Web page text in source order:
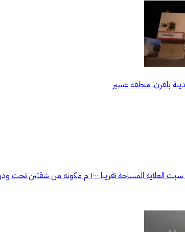
بلقرن, منطقة عسير
١٠٠٠ م مكونه من شقتين تحت ودور كامل فوق العمر جديده